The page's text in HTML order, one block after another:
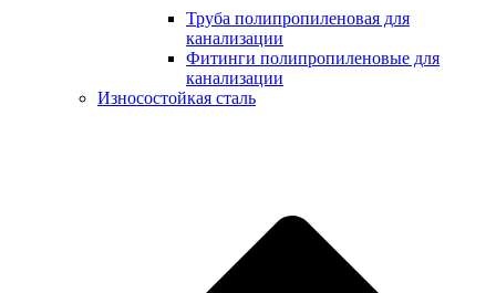
Труба полипропиленовая для
канализации
Фитинги полипропиленовые для
канализации
Износостойкая сталь